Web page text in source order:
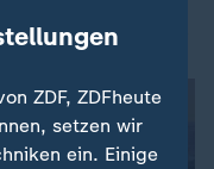
ZDF, ZDFheute
setzen wir
ein. Einige